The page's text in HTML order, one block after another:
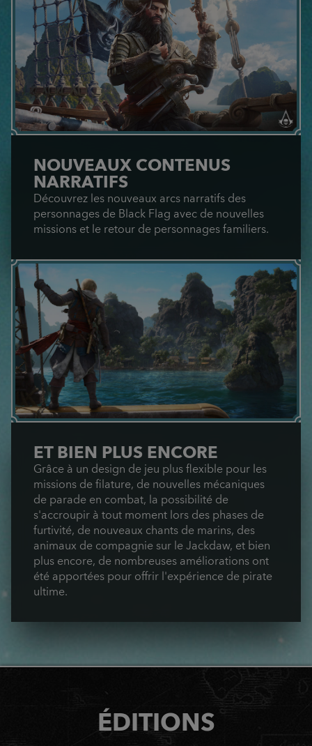
NOUVEAUX CONTENUS
NARRATIFS
Découvrez les nouveaux arcs narratifs des
personnages de Black Flag avec de nouvelles
missions et le retour de personnages familiers.
ET BIEN PLUS ENCORE
Grâce à un design de jeu plus flexible pour les
missions de filature, de nouvelles mécaniques
de parade en combat, la possibilité de
s'accroupir à tout moment lors des phases de
furtivité, de nouveaux chants de marins, des
animaux de compagnie sur le Jackdaw, et bien
plus encore, de nombreuses améliorations ont
été apportées pour offrir l'expérience de pirate
ultime.
ÉDITIONS